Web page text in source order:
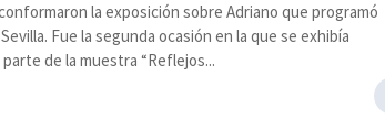
la exposición sobre Adriano que programó
Fue la segunda ocasión en la que se exhibía
de la muestra “Reflejos...